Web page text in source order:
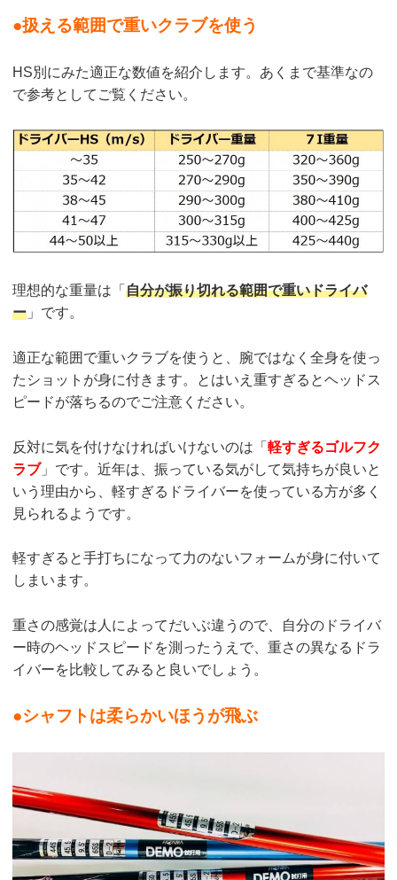
●扱える範囲で重いクラブを使う
HS別にみた適正な数値を紹介します。あくまで基準なの
で参考としてご覧ください。
理想的な重量は「 自分が振り切れる範囲で重いドライバ
ー 」です。
適正な範囲で重いクラブを使うと、腕ではなく全身を使っ
たショットが身に付きます。とはいえ重すぎるとヘッドス
ピードが落ちるのでご注意ください。
反対に気を付けなければいけないのは「 軽すぎるゴルフク
ラブ」です。近年は、振っている気がして気持ちが良いと
いう理由から、軽すぎるドライバーを使っている方が多く
見られるようです。
軽すぎると手打ちになって力のないフォームが身に付いて
しまいます。
重さの感覚は人によってだいぶ違うので、自分のドライバ
ー時のヘッドスピードを測ったうえで、重さの異なるドラ
イバーを比較してみると良いでしょう。
●シャフトは柔らかいほうが飛ぶ